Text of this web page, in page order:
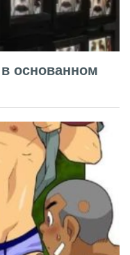
основанном